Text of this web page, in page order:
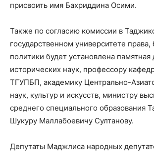
присвоить имя Бахриддина Осими.
Также по согласию комиссии в
государственном университете права,
политики будет установлена памятная
исторических наук, профессору
ТГУПБП, академику Центрально-
наук, культур и искусств, министру
среднего специального образования
Шукуру Маллабоевичу Султанову.
Депутаты Маджлиса народных